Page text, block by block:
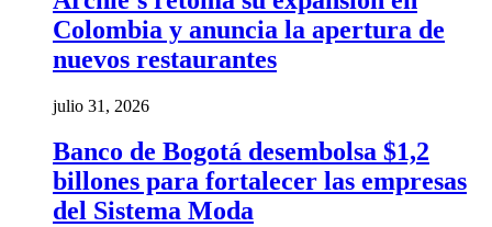
Colombia y anuncia la apertura de
nuevos restaurantes
julio 31, 2026
Banco de Bogotá desembolsa $1,2
billones para fortalecer las empresas
del Sistema Moda